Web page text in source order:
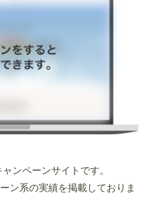
ンペーンサイトです。
ン系の実績を掲載しておりま